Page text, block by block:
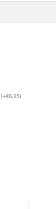
(+€6.95)